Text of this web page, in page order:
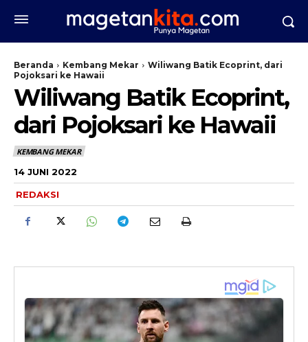
Beranda Kembang Mekar
Wiliwang Batik Ecoprint, dari
Pojoksari ke Hawaii
Wiliwang Batik Ecoprint,
dari Pojoksari ke Hawaii
KEMBANG MEKAR
14 JUNI 2022
REDAKSI